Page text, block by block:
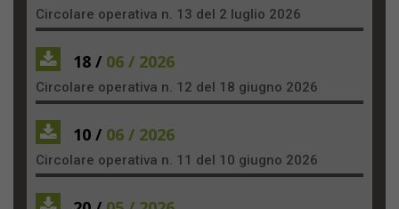
Circolare operativa n. 13 del 2 luglio 2026
18 / 06 / 2026
Circolare operativa n. 12 del 18 giugno 2026
10 / 06 / 2026
Circolare operativa n. 11 del 10 giugno 2026